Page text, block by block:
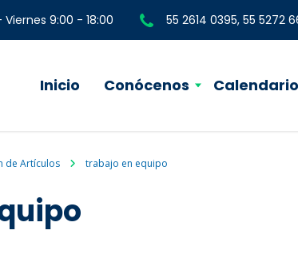
Viernes 9:00 - 18:00 55 2614 0395, 55 5272
Inicio Conócenos Calendario
de Artículos trabajo en equipo